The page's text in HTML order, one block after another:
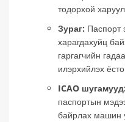
тодорхой
Зураг: Паспорт
харагдахуйц
гаргагчийн
илэрхийлэх
ICAO шугамууд:
паспортын
байрлах машин